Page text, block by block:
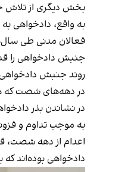
بخش دیگری از تلاش
به واقع، دادخواهی
فعالان مدنی طی
جنبش دادخواهی را
روند جنبش دادخواهی
در دهه‌های شصت که
در نشاندن بذر
به موجب تداوم و
اعدام از دهه شصت،
دادخواهی بوده‌اند